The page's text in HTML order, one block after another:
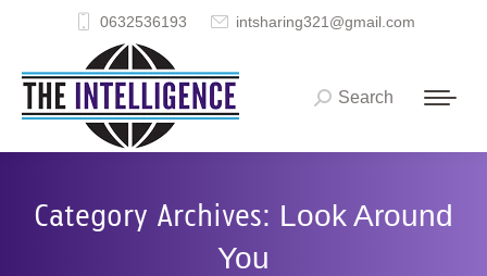
0632536193 intsharing321@gmail.com
Search:
Search
Category Archives: Look Around
You